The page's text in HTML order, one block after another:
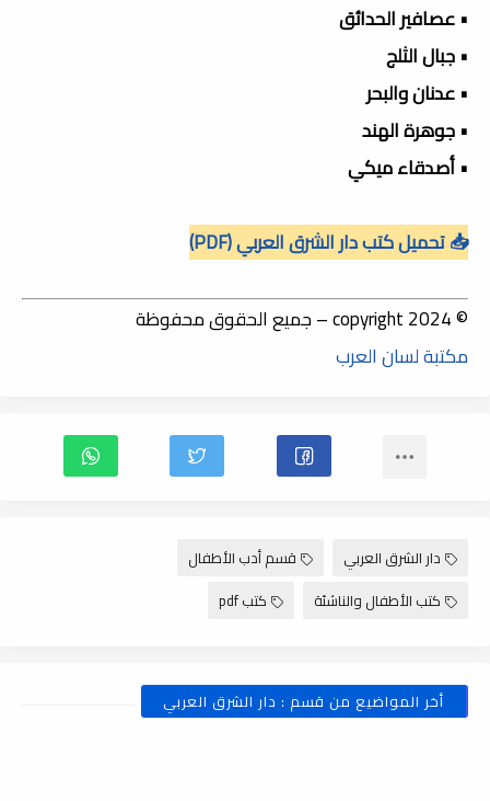
• عصافير الحدائق
• جبال الثلج
• عدنان والبحر
• جوهرة الهند
• أصدقاء ميكي
📥 تحميل كتب دار الشرق العربي (PDF)
© copyright 2024 – جميع الحقوق محفوظة
مكتبة لسان العرب
دار الشرق العربي
قسم أدب الأطفال
كتب الأطفال والناشئة
كتب pdf
أخر المواضيع من قسم : دار الشرق العربي